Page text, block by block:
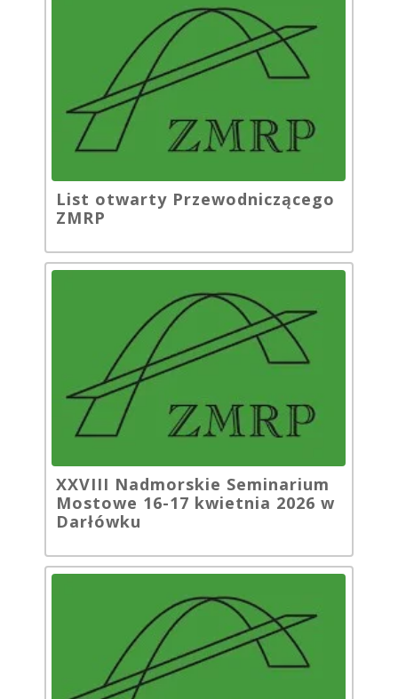
List otwarty Przewodniczącego
ZMRP
XXVIII Nadmorskie Seminarium
Mostowe 16-17 kwietnia 2026 w
Darłówku